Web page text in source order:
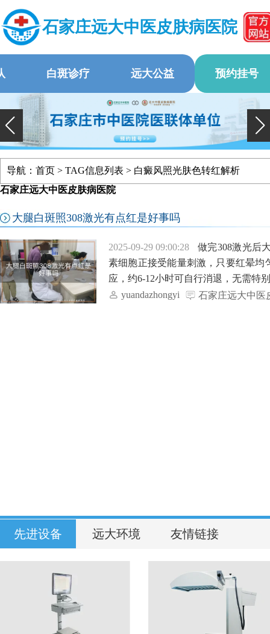
石家庄远大中医皮肤病医院
白斑诊疗 远大公益 预约挂号
导航： 首页 > TAG信息列表 > 白癜风照光肤色转红解析
石家庄远大中医皮肤病医院
大腿白斑照308激光有点红是好事吗
2025-09-29 09:00:28
做完308激光后
素细胞正接受能量刺激，只要红晕
应，约6-12小时可自行消退，无需特
yuandazhongyi
石家庄远大中医
先进设备 远大环境 友情链接